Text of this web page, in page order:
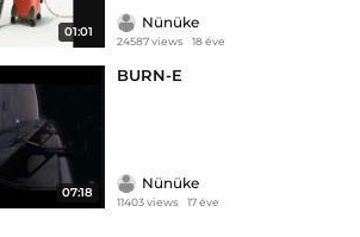
01:01
Nünüke
24587 views 18 éve
07:18
BURN-E
Nünüke
11403 views 17 éve